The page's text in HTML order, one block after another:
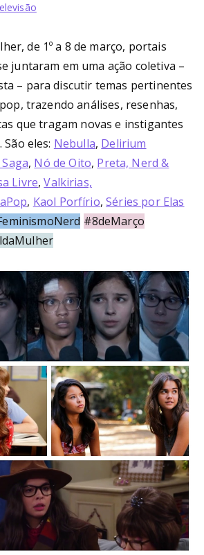
Bu
rni
ng
He
de 1º a 8 de março, portais
juntaram em uma ação coletiva –
– para discutir temas pertinentes
trazendo análises, resenhas,
que tragam novas e instigantes
eles: Nebulla, Delirium
, Nó de Oito, Preta, Nerd &
Livre,Valkirias,
, Kaol Porfírio,Séries por Elas
#8deMarço